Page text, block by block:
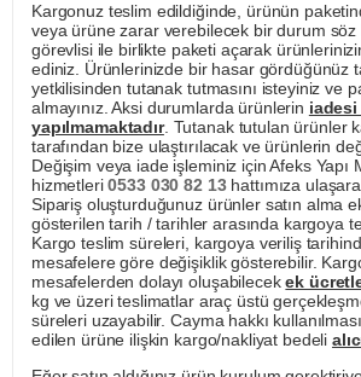
Kargonuz teslim edildiğinde, ürünün
veya ürüne zarar verebilecek bir durum
görevlisi ile birlikte paketi açarak
ediniz. Ürünlerinizde bir hasar gördüğünüz
yetkilisinden tutanak tutmasını isteyiniz ve
almayınız. Aksi durumlarda ürünlerin
yapılmamaktadır. Tutanak tutulan ürünler
tarafından bize ulaştırılacak ve ürünlerin
Değişim veya iade işleminiz için Afeks Yapı
hizmetleri0533 030 82 13hattımıza
Sipariş oluşturduğunuz ürünler satın alma
gösterilen tarih / tarihler arasında kargoya
Kargo teslim süreleri, kargoya veriliş
mesafelere göre değişiklik gösterebilir.
mesafelerden dolayı oluşabilecekek
kg ve üzeri teslimatlar araç üstü
süreleri uzayabilir. Cayma hakkı
edilen ürüne ilişkin kargo/nakliyat bedeli